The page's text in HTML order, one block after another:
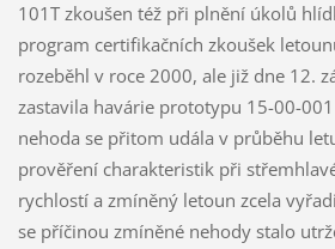
101T zkoušen též při plnění úkolů
program certifikačních zkoušek
rozeběhl v roce 2000, ale již dne 12.
zastavila havárie prototypu 15-00-
nehoda se přitom udála v průběhu
prověření charakteristik při
rychlostí a zmíněný letoun zcela
se příčinou zmíněné nehody stalo